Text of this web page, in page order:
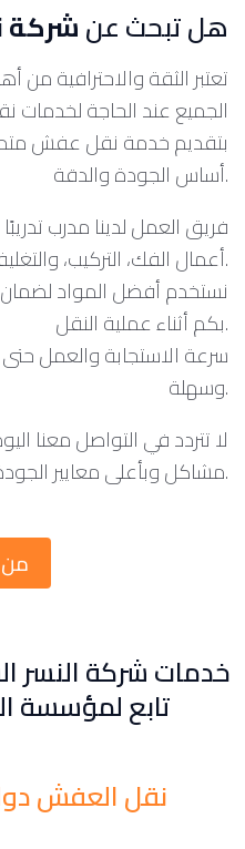
هل تبحث عن
تعتبر الثقة والاحترافية من
الجميع عند الحاجة لخدمات
بتقديم خدمة نقل عفش
أساس الجودة والدقة.
أعمال الفك، التركيب، والتغليف.
نستخدم أفضل المواد
بكم أثناء عملية النقل.
سرعة الاستجابة والعمل
وسهلة.
لا تتردد في التواصل معنا
مشاكل وبأعلى معايير الجودة.
خدمات شركة النسر
تابع لمؤسسة
نقل العفش